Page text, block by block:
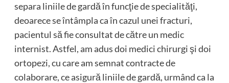
separa liniile de gardă în funcţie de specialităţi,
deoarece se întâmpla ca în cazul unei fracturi,
pacientul să fie consultat de către un medic
internist. Astfel, am adus doi medici chirurgi şi doi
ortopezi, cu care am semnat contracte de
colaborare, ce asigură liniile de gardă, urmând ca la